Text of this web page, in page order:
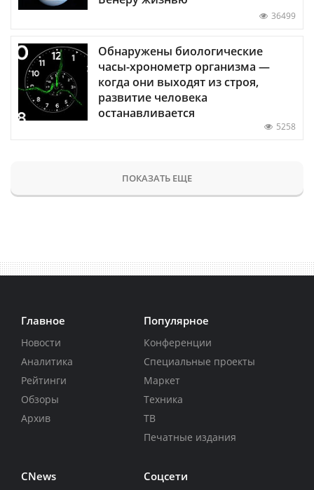
36499
Обнаружены биологические
часы-хронометр организма —
когда они выходят из строя,
развитие человека
останавливается
5258
ПОКАЗАТЬ ЕЩЕ
Главное
Новости
Аналитика
Рейтинги
Обзоры
Архив
Популярное
Конференции
Специальные проекты
Маркет
Техника
ТВ
Печатные издания
CNews Соцсети